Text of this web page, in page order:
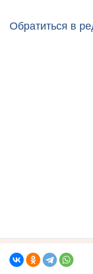
Обратиться в